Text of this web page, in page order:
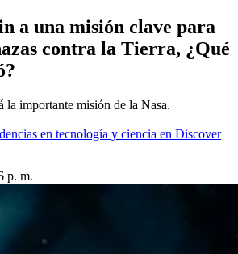
a una misión clave para
contra la Tierra, ¿Qué
la importante misión de la Nasa.
en tecnología y ciencia en Discover
p. m.